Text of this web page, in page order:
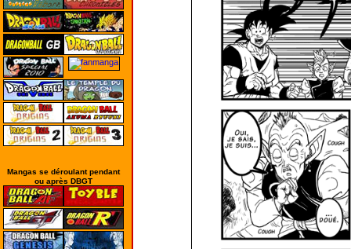
Mangas se déroulant pendant
ou après DBGT